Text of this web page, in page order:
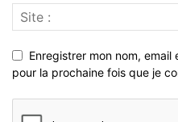
Enregistrer mon nom,
pour la prochaine fois que je